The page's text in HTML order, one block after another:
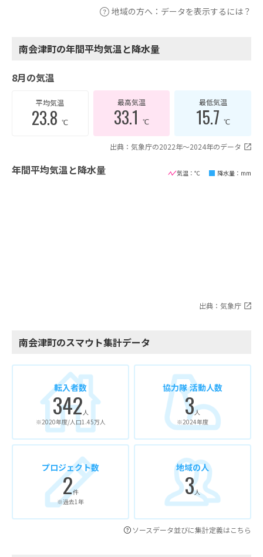
地域の方へ：データを表示するには？
南会津町の年間平均気温と降水量
8月の気温
平均気温
23.8℃
最高気温
33.1 ℃
最低気温
15.7 ℃
出典：気象庁の2022年〜2024年のデータ
年間平均気温と降水量 気温：℃ 降水量：mm
出典：気象庁
南会津町のスマウト集計データ
転入者数
342 人
※2020年度/人口1.45万人
協力隊 活動人数
3人
※2024年度
プロジェクト数
2件
※過去1年
地域の人
3人
ソースデータ並びに集計定義はこちら